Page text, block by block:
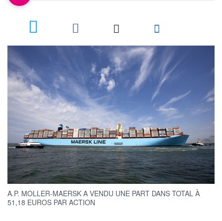
A.P. MOLLER-MAERSK A VENDU UNE PART DANS TOTAL À
51,18 EUROS PAR ACTION